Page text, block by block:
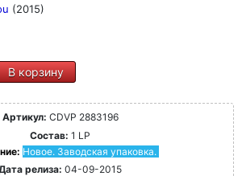
(2015)
В корзину
Артикул: CDVP 2883196
Состав: 1 LP
Новое. Заводская упаковка.
релиза: 04-09-2015